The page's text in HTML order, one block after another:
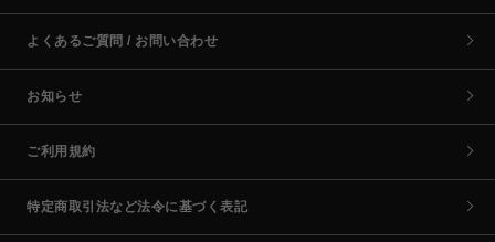
よくあるご質問 / お問い合わせ
お知らせ
ご利用規約
特定商取引法など法令に基づく表記